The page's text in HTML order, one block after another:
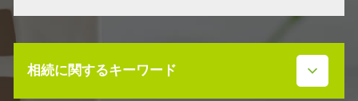
相続に関するキーワード